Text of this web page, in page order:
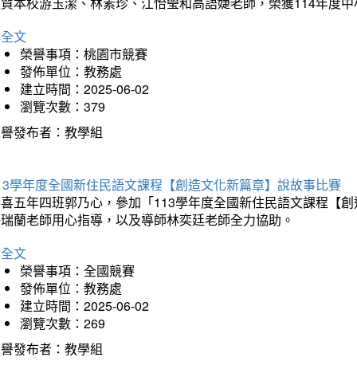
文
榮譽事項：桃園市競賽
發佈單位：教務處
建立時間：2025-06-02
瀏覽次數：379
發布者：教學組
學年度全國新住民語文課程【創造文化新篇章】說故事比賽
五年四班郭乃心，參加「113學年度全國新住民語文課程【
蘭老師用心指導，以及導師林奕廷老師全力協助。
文
榮譽事項：全國競賽
發佈單位：教務處
建立時間：2025-06-02
瀏覽次數：269
發布者：教學組